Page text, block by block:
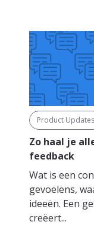
Product Updates
Zo haal je
feedback
Wat is een
gevoelens,
ideeën. Een
creëert...